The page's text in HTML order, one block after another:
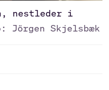
nestleder i
Jörgen Skjelsbæk